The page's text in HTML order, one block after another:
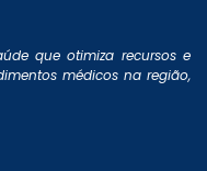
que otimiza recursos e
médicos na região,